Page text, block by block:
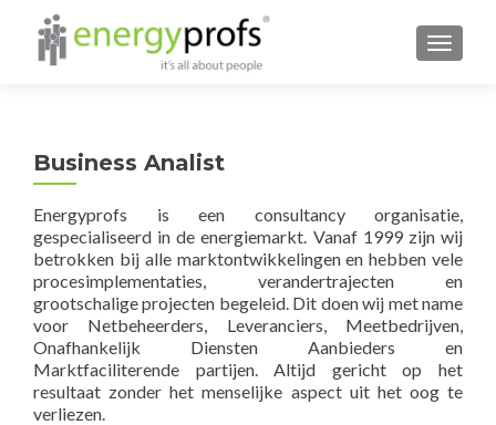
MENU
Business Analist
Energyprofs is een consultancy organisatie,
gespecialiseerd in de energiemarkt. Vanaf 1999 zijn wij
betrokken bij alle marktontwikkelingen en hebben vele
procesimplementaties, verandertrajecten en
grootschalige projecten begeleid. Dit doen wij met name
voor Netbeheerders, Leveranciers, Meetbedrijven,
Onafhankelijk Diensten Aanbieders en
Marktfaciliterende partijen. Altijd gericht op het
resultaat zonder het menselijke aspect uit het oog te
verliezen.